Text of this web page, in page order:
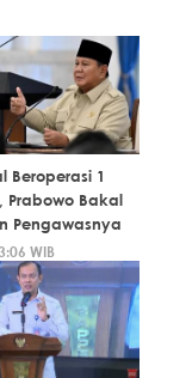
Beroperasi 1
Prabowo Bakal
Pengawasnya
WIB